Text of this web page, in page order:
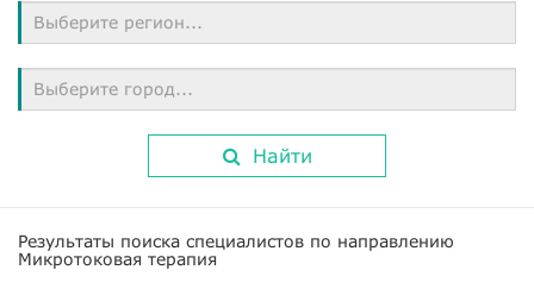
Выберите регион...
Выберите город...
Найти
Результаты поиска специалистов по направлению
Микротоковая терапия